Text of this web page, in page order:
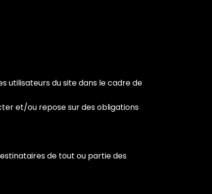
utilisateurs du site dans le cadre de
et/ou repose sur des obligations
de tout ou partie des